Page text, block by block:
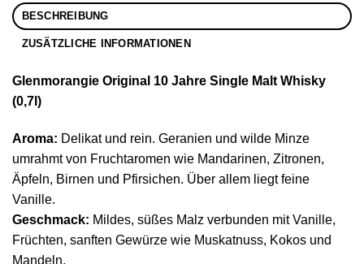
BESCHREIBUNG
ZUSÄTZLICHE INFORMATIONEN
Glenmorangie Original 10 Jahre Single Malt Whisky
(0,7l)
Aroma: Delikat und rein. Geranien und wilde Minze
umrahmt von Fruchtaromen wie Mandarinen, Zitronen,
Äpfeln, Birnen und Pfirsichen. Über allem liegt feine
Vanille.
Geschmack: Mildes, süßes Malz verbunden mit Vanille,
Früchten, sanften Gewürze wie Muskatnuss, Kokos und
Mandeln.